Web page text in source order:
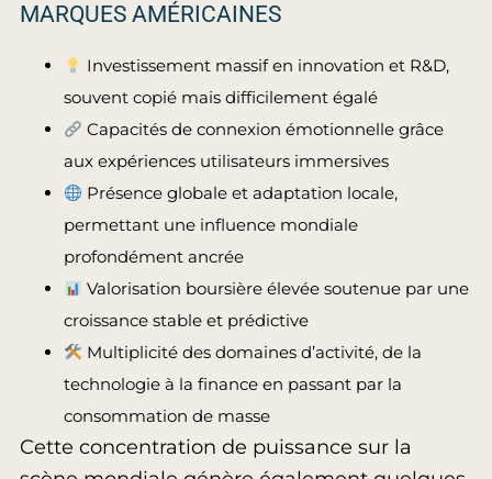
MARQUES AMÉRICAINES
Investissement massif en innovation et R&D,
souvent copié mais difficilement égalé
Capacités de connexion émotionnelle grâce
aux expériences utilisateurs immersives
Présence globale et adaptation locale,
permettant une influence mondiale
profondément ancrée
Valorisation boursière élevée soutenue par une
croissance stable et prédictive
Multiplicité des domaines d’activité, de la
technologie à la finance en passant par la
consommation de masse
Cette concentration de puissance sur la